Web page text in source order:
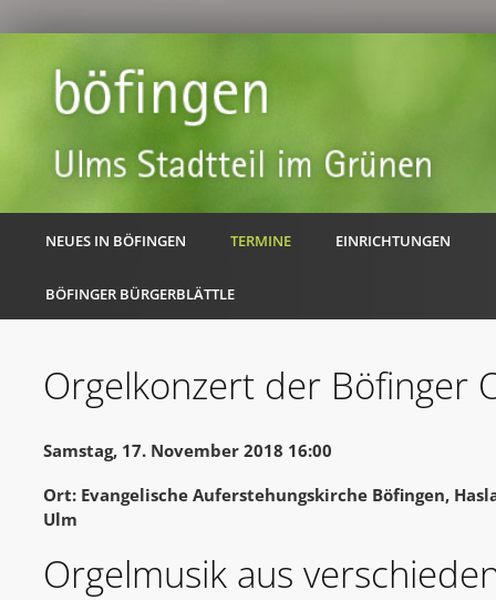
NEUES IN BÖFINGEN TERMINE EINRICHTUNGEN
BÖFINGER BÜRGERBLÄTTLE
Orgelkonzert der Böfinger
Samstag, 17. November 2018 16:00
Ort: Evangelische Auferstehungskirche Böfingen,
Ulm
Orgelmusik aus